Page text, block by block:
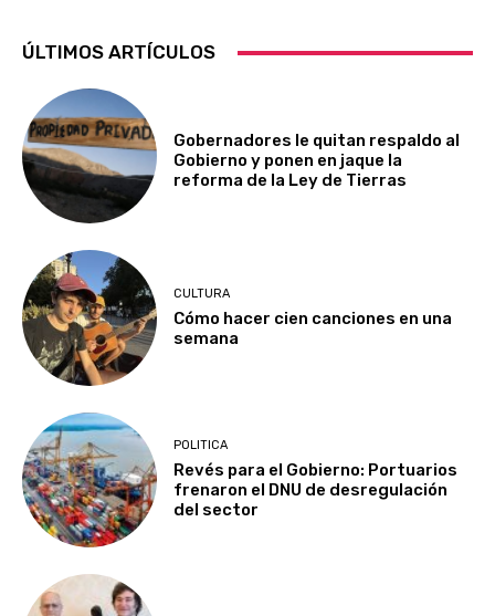
ÚLTIMOS ARTÍCULOS
Gobernadores le quitan respaldo al
Gobierno y ponen en jaque la
reforma de la Ley de Tierras
CULTURA
Cómo hacer cien canciones en una
semana
POLITICA
Revés para el Gobierno: Portuarios
frenaron el DNU de desregulación
del sector